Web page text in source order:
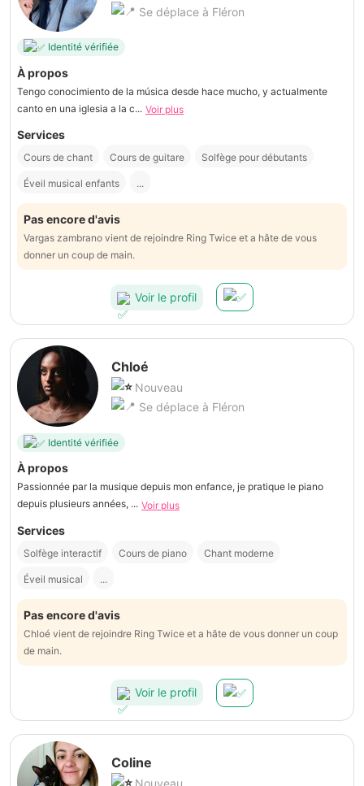
Se déplace à Fléron
Identité vérifiée
À propos
Tengo conocimiento de la música desde hace mucho, y actualmente
canto en una iglesia a la c... Voir plus
Services
Cours de chant Cours de guitare Solfège pour débutants
Éveil musical enfants ...
Pas encore d'avis
Vargas zambrano vient de rejoindre Ring Twice et a hâte de vous
donner un coup de main.
Voir le profil
Chloé
Nouveau
Se déplace à Fléron
Identité vérifiée
À propos
Passionnée par la musique depuis mon enfance, je pratique le piano
depuis plusieurs années, ... Voir plus
Services
Solfège interactif Cours de piano Chant moderne
Éveil musical ...
Pas encore d'avis
Chloé vient de rejoindre Ring Twice et a hâte de vous donner un coup
de main.
Voir le profil
Coline
Nouveau